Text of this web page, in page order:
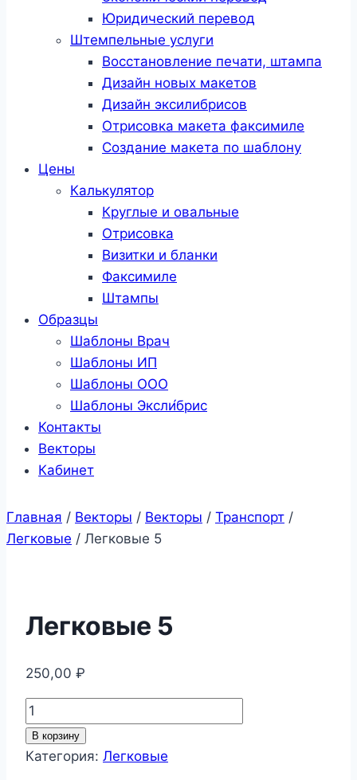
Юридический перевод
Штемпельные услуги
Восстановление печати, штампа
Дизайн новых макетов
Дизайн эксилибрисов
Отрисовка макета факсимиле
Создание макета по шаблону
Цены
Калькулятор
Круглые и овальные
Отрисовка
Визитки и бланки
Факсимиле
Штампы
Образцы
Шаблоны Врач
Шаблоны ИП
Шаблоны ООО
Шаблоны Эксли́брис
Контакты
Векторы
Кабинет
Главная / Векторы / Векторы / Транспорт /
Легковые / Легковые 5
Легковые 5
250,00 ₽
Количество
товара
Легковые
В корзину
Категория: Легковые